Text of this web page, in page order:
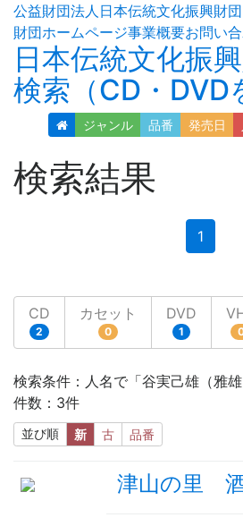
公益財団法人日本伝統文化振興財団
財団ホームページ事業概要お問い
日本伝統文化振
検索（CD・DVD
ジャンル 品番 発売日
検索結果
1
CD
2
カセット
0
DVD
1
検索条件：人名で「谷実己雄（雅雄
件数：3件
並び順 新 古 品番
津山の里